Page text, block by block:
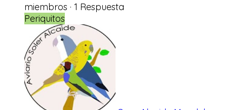
miembros · 1 Respuesta
Periquitos